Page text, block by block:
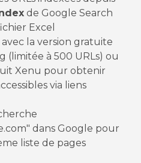
de Google Search
Excel
la version gratuite
(limitée à 500 URLs) ou
Xenu pour obtenir
via liens
dans Google pour
liste de pages